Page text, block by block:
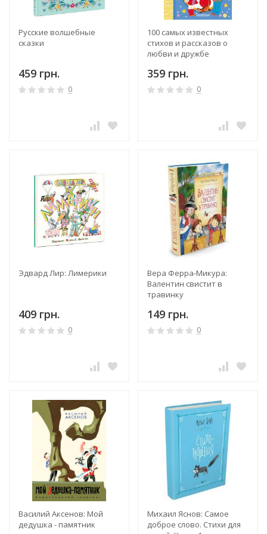
Русские волшебные
сказки
459 грн.
0
100 самых известных
стихов и рассказов о
любви и дружбе
359 грн.
0
Эдвард Лир: Лимерики
409 грн.
0
Вера Ферра-Микура:
Валентин свистит в
травинку
149 грн.
0
Василий Аксенов: Мой
дедушка - памятник
Михаил Яснов: Самое
доброе слово. Стихи для